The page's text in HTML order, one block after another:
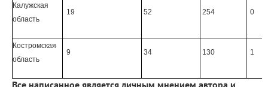
Калужская
область
19 52 254 0
Костромская
область
9 34 130 1
Все написанное является личным мнением автора и